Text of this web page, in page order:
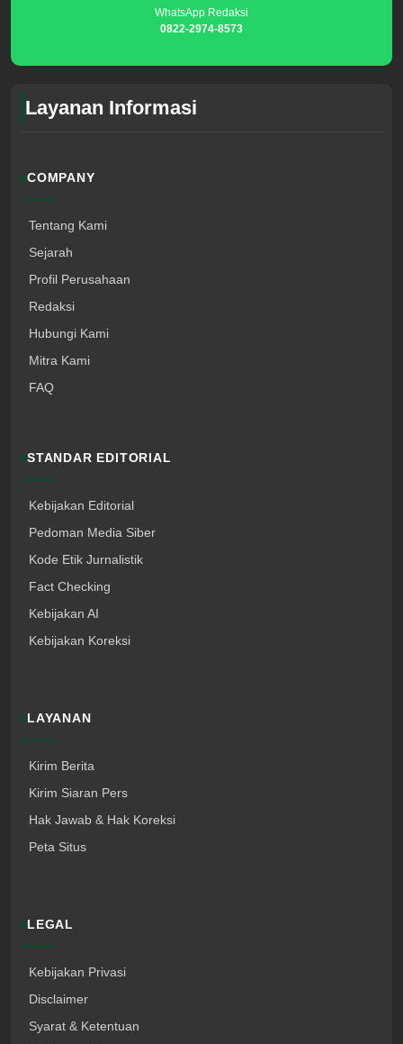
WhatsApp Redaksi
0822-2974-8573
Layanan Informasi
COMPANY
Tentang Kami
Sejarah
Profil Perusahaan
Redaksi
Hubungi Kami
Mitra Kami
FAQ
STANDAR EDITORIAL
Kebijakan Editorial
Pedoman Media Siber
Kode Etik Jurnalistik
Fact Checking
Kebijakan AI
Kebijakan Koreksi
LAYANAN
Kirim Berita
Kirim Siaran Pers
Hak Jawab & Hak Koreksi
Peta Situs
LEGAL
Kebijakan Privasi
Disclaimer
Syarat & Ketentuan